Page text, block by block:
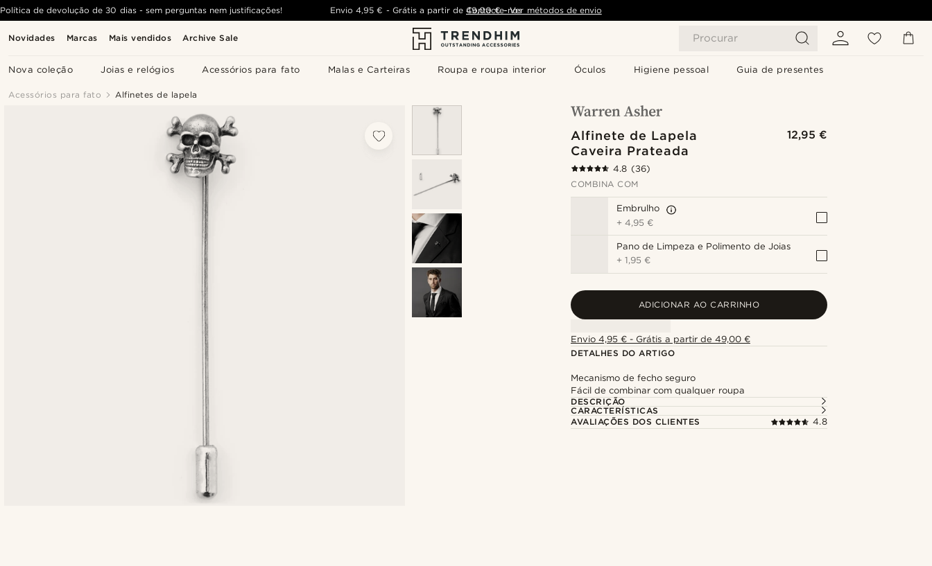
Novidades Marcas Mais vendidos Archive Sale Procurar
Nova coleção Joias e relógios Acessórios para fato Malas e Carteiras Roupa e roupa interior Óculos Higiene pessoal Guia de presentes
Política de devolução de 30 dias - sem perguntas nem justificações! Envio 4,95 € - Grátis a partir de 49,00 € - Ver métodos de envio
Contacte-nos
Acessórios para fato Alfinetes de lapela
Alfinete de Lapela
Caveira Prateada
12,95 €
4.8 (36)
COMBINA COM
Embrulho
+4,95 €
Pano de Limpeza e Polimento de Joias
+1,95 €
ADICIONAR AO CARRINHO
Envio 4,95 € - Grátis a partir de 49,00 €
DETALHES DO ARTIGO
Mecanismo de fecho seguro
Fácil de combinar com qualquer roupa
DESCRIÇÃO
CARACTERÍSTICAS
AVALIAÇÕES DOS CLIENTES
4.8